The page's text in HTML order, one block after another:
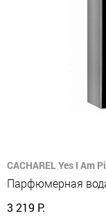
CACHAREL Yes I Am
Парфюмерная
3 219 Р.